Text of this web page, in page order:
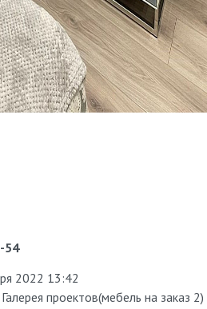
54
2022 13:42
Галерея проектов(мебель на заказ 2)